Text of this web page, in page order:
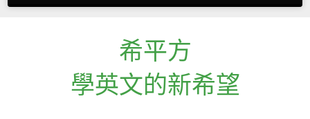
希平方
學英文的新希望